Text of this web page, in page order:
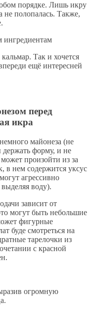
порядке. Лишь икру
не полопалась. Также,
Так и хочется
ещё интересней
перед
икра
майонеза (не
держать форму, и не
произойти из за
в нем содержится уксус
агрессивно
воду).
зависит от
могут быть небольшие
фигурные
буде смотреться на
тарелочки из
с красной
огромную